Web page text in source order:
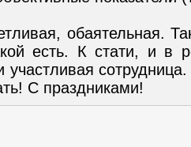
обаятельная.
есть. К стати, и в
участливая
С праздниками!